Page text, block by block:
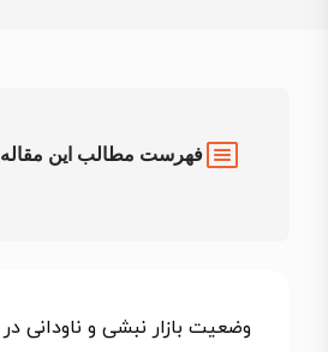
فهرست مطالب این مقاله